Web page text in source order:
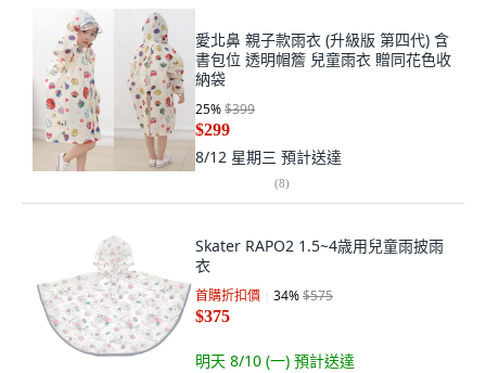
愛北鼻 親子款雨衣 (升級版 第四代) 含
書包位 透明帽簷 兒童雨衣 贈同花色收
納袋
25%$399
$299
8/12 星期三 預計送達
(8)
Skater RAPO2 1.5~4歳用兒童雨披雨
衣
首購折扣價 34%$575
$375
明天 8/10 (一) 預計送達